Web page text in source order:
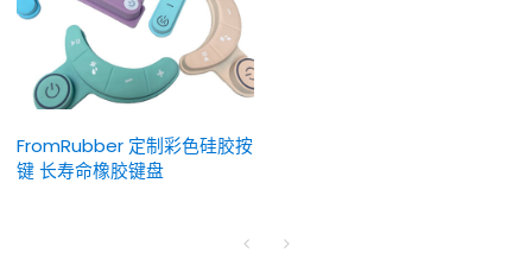
FromRubber 定制彩色硅胶按
键 长寿命橡胶键盘